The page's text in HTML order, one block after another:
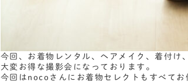
今回、お着物レンタル、ヘアメイク、着付け
大変お得な撮影会になっております。
今回はnocoさんにお着物セレクトもすべてお